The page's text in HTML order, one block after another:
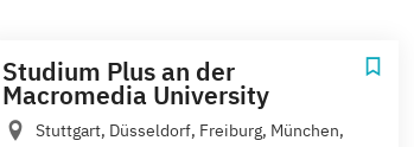
Studium Plus an der
Macromedia University
Stuttgart, Düsseldorf, Freiburg, München,